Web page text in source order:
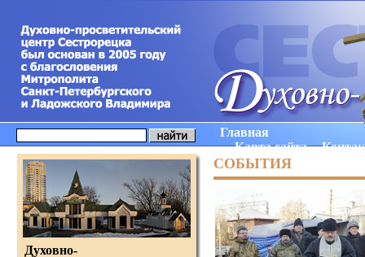
Главная
Карта сайта
СОБЫТИЯ
Духовно-